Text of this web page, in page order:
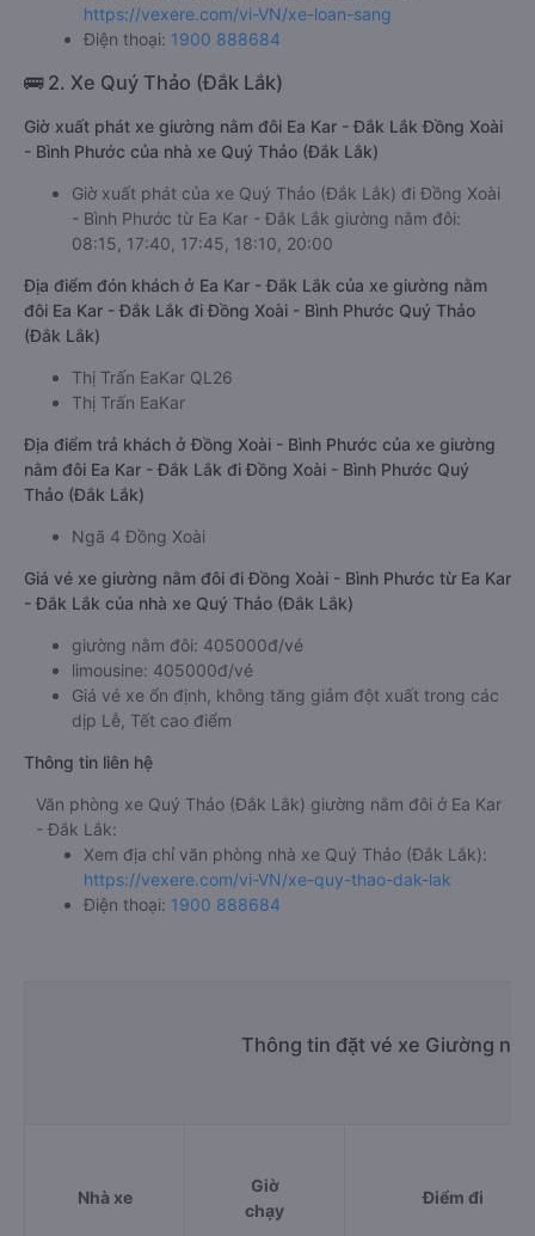
https://vexere.com/vi-VN/xe-loan-sang
Điện thoại: 1900 888684
🚌 2. Xe Quý Thảo (Đắk Lắk)
Giờ xuất phát xe giường nằm đôi Ea Kar - Đắk Lắk Đồng Xoài
- Bình Phước của nhà xe Quý Thảo (Đắk Lắk)
Giờ xuất phát của xe Quý Thảo (Đắk Lắk) đi Đồng Xoài
- Bình Phước từ Ea Kar - Đắk Lắk giường nằm đôi:
08:15, 17:40, 17:45, 18:10, 20:00
Địa điểm đón khách ở Ea Kar - Đắk Lắk của xe giường nằm
đôi Ea Kar - Đắk Lắk đi Đồng Xoài - Bình Phước Quý Thảo
(Đắk Lắk)
Thị Trấn EaKar QL26
Thị Trấn EaKar
Địa điểm trả khách ở Đồng Xoài - Bình Phước của xe giường
nằm đôi Ea Kar - Đắk Lắk đi Đồng Xoài - Bình Phước Quý
Thảo (Đắk Lắk)
Ngã 4 Đồng Xoài
Giá vé xe giường nằm đôi đi Đồng Xoài - Bình Phước từ Ea Kar
- Đắk Lắk của nhà xe Quý Thảo (Đắk Lắk)
giường nằm đôi: 405000đ/vé
limousine: 405000đ/vé
Giá vé xe ổn định, không tăng giảm đột xuất trong các
dịp Lễ, Tết cao điểm
Thông tin liên hệ
Văn phòng xe Quý Thảo (Đắk Lắk) giường nằm đôi ở Ea Kar
- Đắk Lắk:
Xem địa chỉ văn phòng nhà xe Quý Thảo (Đắk Lắk):
https://vexere.com/vi-VN/xe-quy-thao-dak-lak
Điện thoại: 1900 888684
Thông tin đặt vé xe Giường
Nhà xe
Giờ
chạy
Điểm đi